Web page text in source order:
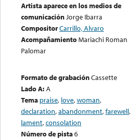
Artista aparece en los medios de
comunicaciónJorge Ibarra
CompositorCarrillo, Alvaro
AcompañamientoMariachi Roman
Palomar
Formato de grabaciónCassette
Lado A:A
Tema praise, love,woman,
declaration,abandonment,farewell,
lament,consolation
Número de pista6